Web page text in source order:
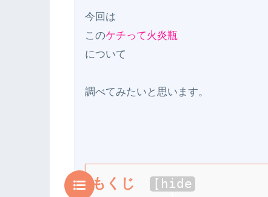
今回は
このケチって火炎瓶
について
もくじ [ hide